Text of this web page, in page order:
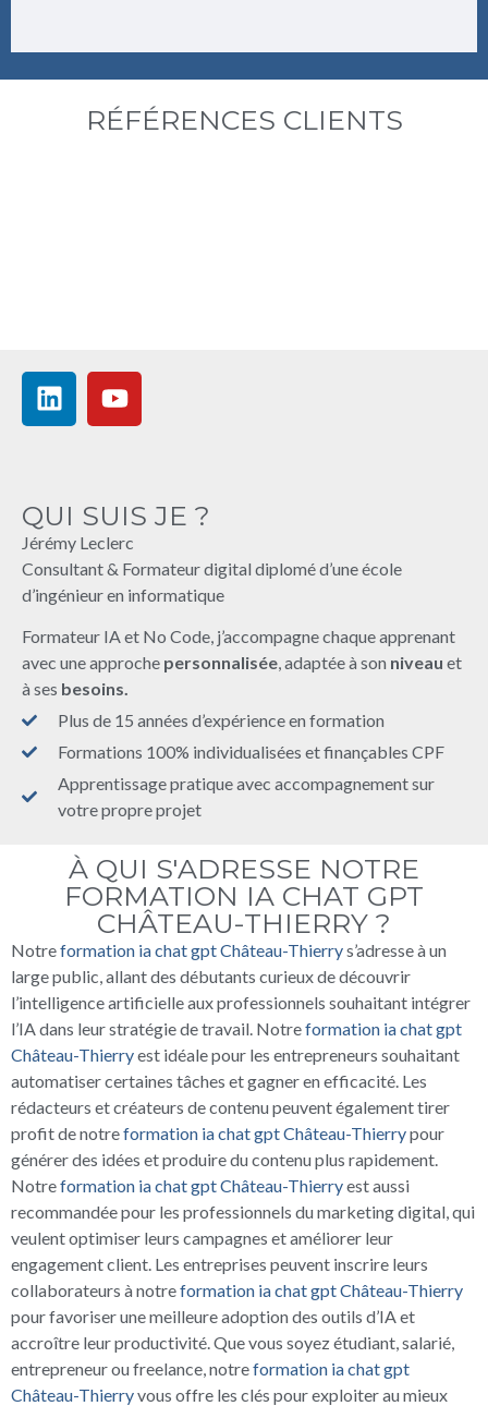
RÉFÉRENCES CLIENTS
QUI SUIS JE ?
Jérémy Leclerc
Consultant & Formateur digital diplomé d’une école
d’ingénieur en informatique
Formateur IA et No Code, j’accompagne chaque apprenant
avec une approche personnalisée, adaptée à son niveau et
à ses besoins.
Plus de 15 années d’expérience en formation
Formations 100% individualisées et finançables CPF
Apprentissage pratique avec accompagnement sur
votre propre projet
À QUI S'ADRESSE NOTRE
FORMATION IA CHAT GPT
CHÂTEAU-THIERRY ?
Notreformation ia chat gpt Château-Thierrys’adresse à un
large public, allant des débutants curieux de découvrir
l’intelligence artificielle aux professionnels souhaitant intégrer
l’IA dans leur stratégie de travail. Notreformation ia chat gpt
Château-Thierryest idéale pour les entrepreneurs souhaitant
automatiser certaines tâches et gagner en efficacité. Les
rédacteurs et créateurs de contenu peuvent également tirer
profit de notreformation ia chat gpt Château-Thierrypour
générer des idées et produire du contenu plus rapidement.
Notreformation ia chat gpt Château-Thierryest aussi
recommandée pour les professionnels du marketing digital, qui
veulent optimiser leurs campagnes et améliorer leur
engagement client. Les entreprises peuvent inscrire leurs
collaborateurs à notreformation ia chat gpt Château-Thierry
pour favoriser une meilleure adoption des outils d’IA et
accroître leur productivité. Que vous soyez étudiant, salarié,
entrepreneur ou freelance, notreformation ia chat gpt
Château-Thierryvous offre les clés pour exploiter au mieux